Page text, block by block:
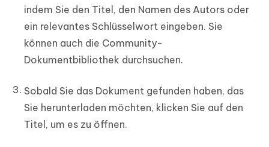
indem Sie den Titel, den Namen des Autors oder
ein relevantes Schlüsselwort eingeben. Sie
können auch die Community-
Dokumentbibliothek durchsuchen.
Sobald Sie das Dokument gefunden haben, das
Sie herunterladen möchten, klicken Sie auf den
Titel, um es zu öffnen.